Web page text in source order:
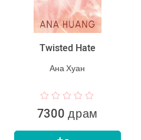
Twisted Hate
Ана Хуан
7300 драм